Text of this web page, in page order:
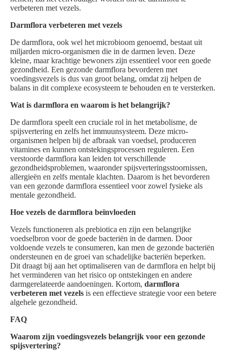
verbeteren met vezels.
Darmflora verbeteren met vezels
De darmflora, ook wel het microbioom genoemd, bestaat uit
miljarden micro-organismen die in de darmen leven. Deze
kleine, maar krachtige bewoners zijn essentieel voor een goede
gezondheid. Een gezonde darmflora bevorderen met
voedingsvezels is dus van groot belang, omdat zij helpen de
balans in dit complexe ecosysteem te behouden en te versterken.
Wat is darmflora en waarom is het belangrijk?
De darmflora speelt een cruciale rol in het metabolisme, de
spijsvertering en zelfs het immuunsysteem. Deze micro-
organismen helpen bij de afbraak van voedsel, produceren
vitamines en kunnen ontstekingsprocessen reguleren. Een
verstoorde darmflora kan leiden tot verschillende
gezondheidsproblemen, waaronder spijsverteringsstoornissen,
allergieën en zelfs mentale klachten. Daarom is het bevorderen
van een gezonde darmflora essentieel voor zowel fysieke als
mentale gezondheid.
Hoe vezels de darmflora beïnvloeden
Vezels functioneren als prebiotica en zijn een belangrijke
voedselbron voor de goede bacteriën in de darmen. Door
voldoende vezels te consumeren, kan men de gezonde bacteriën
ondersteunen en de groei van schadelijke bacteriën beperken.
Dit draagt bij aan het optimaliseren van de darmflora en helpt bij
het verminderen van het risico op ontstekingen en andere
darmgerelateerde aandoeningen. Kortom, darmflora
verbeteren met vezels is een effectieve strategie voor een betere
algehele gezondheid.
FAQ
Waarom zijn voedingsvezels belangrijk voor een gezonde
spijsvertering?